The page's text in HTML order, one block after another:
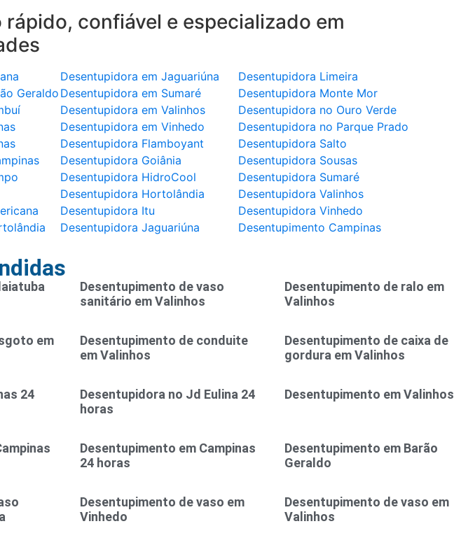
confiável e especializado em
Geraldo
Desentupidora em Jaguariúna
Desentupidora em Sumaré
Desentupidora em Valinhos
Desentupidora em Vinhedo
Desentupidora Flamboyant
Desentupidora Goiânia
Desentupidora HidroCool
Desentupidora Hortolândia
Desentupidora Itu
Desentupidora Jaguariúna
Desentupidora Limeira
Desentupidora Monte Mor
Desentupidora no Ouro Verde
Desentupidora no Parque Prado
Desentupidora Salto
Desentupidora Sousas
Desentupidora Sumaré
Desentupidora Valinhos
Desentupidora Vinhedo
Desentupimento Campinas
Desentupimento de vaso
sanitário em Valinhos
Desentupimento de ralo em
Valinhos
em
Desentupimento de conduite
em Valinhos
Desentupimento de caixa de
gordura em Valinhos
24
Desentupidora no Jd Eulina 24
horas
Desentupimento em Valinhos
Desentupimento em Campinas
24 horas
Desentupimento em Barão
Geraldo
Desentupimento de vaso em
Vinhedo
Desentupimento de vaso em
Valinhos